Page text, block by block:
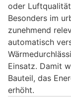
oder
Besonders im
zunehmend
automatisch
Einsatz. Damit
Bauteil, das
erhöht.